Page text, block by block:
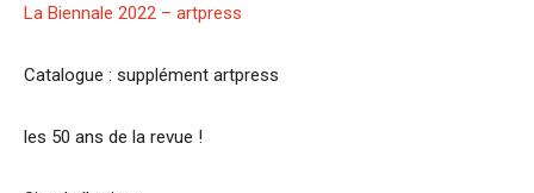
La Biennale 2022 – artpress
Catalogue : supplément artpress
les 50 ans de la revue !